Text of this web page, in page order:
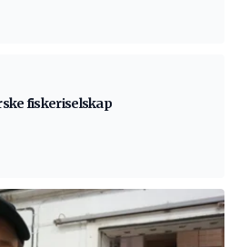
fiskeriselskap